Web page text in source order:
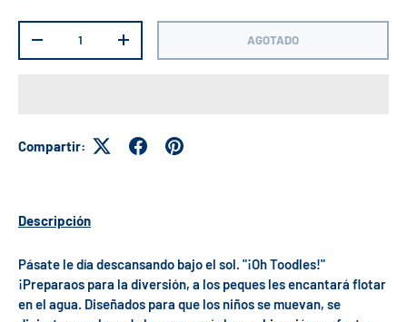
-
+ AGOTADO
Compartir:
Descripción
Pásate le día descansando bajo el sol. "¡Oh Toodles!"
¡Preparaos para la diversión, a los peques les encantará flotar
en el agua. Diseñados para que los niños se muevan, se